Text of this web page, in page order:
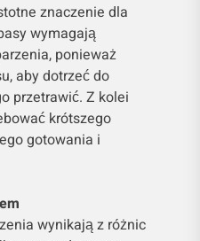
znaczenie dla
wymagają
ponieważ
aby dotrzeć do
przetrawić. Z kolei
krótszego
gotowania i
wynikają z różnic